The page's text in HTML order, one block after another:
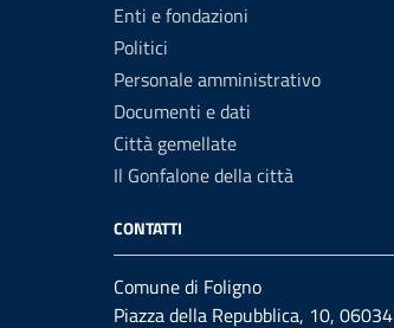
Enti e fondazioni
Politici
Personale amministrativo
Documenti e dati
Città gemellate
Il Gonfalone della città
CONTATTI
Comune di Foligno
Piazza della Repubblica, 10, 06034